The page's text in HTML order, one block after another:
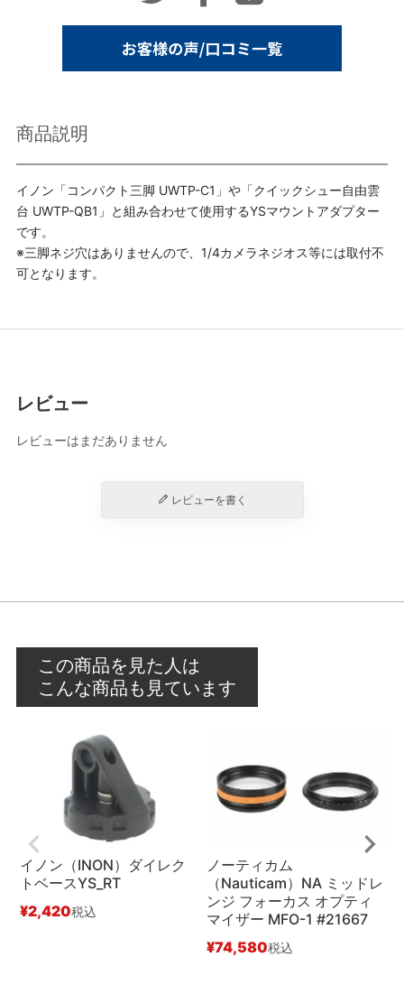
商品説明
イノン「コンパクト三脚 UWTP-C1」や「クイックシュー自由雲
台 UWTP-QB1」と組み合わせて使用するYSマウントアダプター
です。
※三脚ネジ穴はありませんので、1/4カメラネジオス等には取付不
可となります。
レビュー
レビューはまだありません
レビューを書く
この商品を見た人は
こんな商品も見ています
イノン（INON）ダイレク
トベースYS_RT
¥2,420税込
ノーティカム
（Nauticam）NA ミッドレ
ンジ フォーカス オプティ
マイザー MFO-1 #21667
¥74,580税込